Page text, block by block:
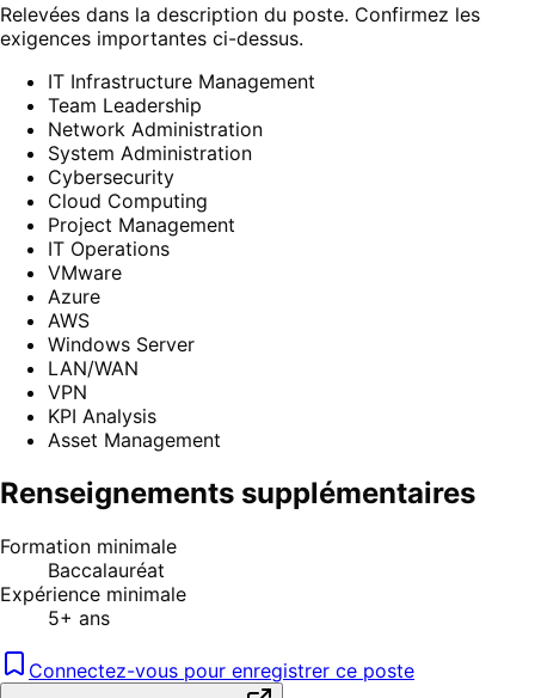
Relevées dans la description du poste. Confirmez les
exigences importantes ci-dessus.
IT Infrastructure Management
Team Leadership
Network Administration
System Administration
Cybersecurity
Cloud Computing
Project Management
IT Operations
VMware
Azure
AWS
Windows Server
LAN/WAN
VPN
KPI Analysis
Asset Management
Renseignements supplémentaires
Formation minimale
Baccalauréat
Expérience minimale
5+ ans
Connectez-vous pour enregistrer ce poste